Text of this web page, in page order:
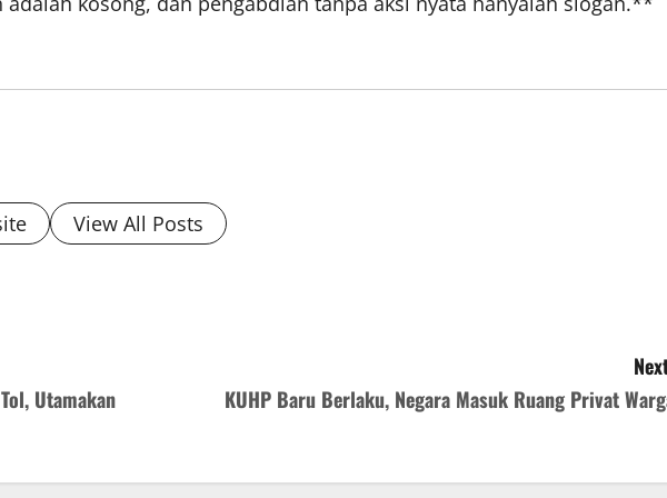
View All Posts
Utamakan
KUHP Baru Berlaku, Negara Masuk Ruang Privat